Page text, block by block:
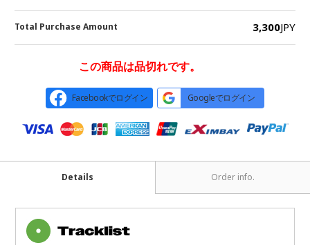
Total Purchase Amount 3,300JPY
この商品は品切れです。
Facebookでログイン Googleでログイン
Details Order info.